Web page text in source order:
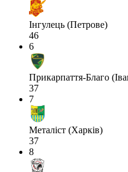
Інгулець (Петрове)
46
6
Прикарпаття-Благо
37
7
Металіст (Харків)
37
8